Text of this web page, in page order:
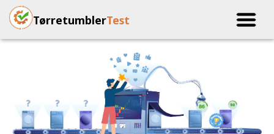
TørretumblerTest